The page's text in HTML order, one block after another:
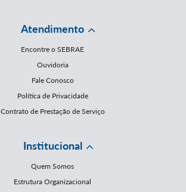
Atendimento
Encontre o SEBRAE
Ouvidoria
Fale Conosco
Política de Privacidade
Contrato de Prestação de Serviço
Institucional
Quem Somos
Estrutura Organizacional